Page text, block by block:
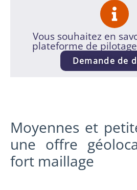
Vous souhaitez en
plateforme de
Demande de
Moyennes et
une offre
fort maillage